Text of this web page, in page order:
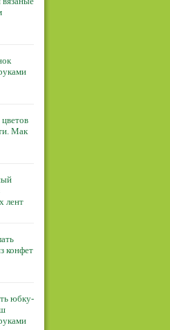
Мак
лент
конфет
юбку-